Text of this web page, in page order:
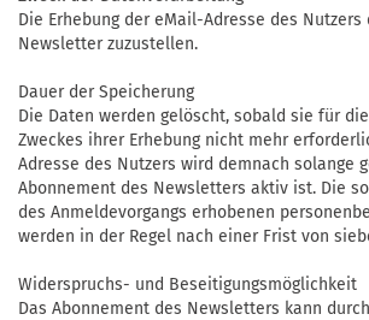
Die Erhebung der eMail-Adresse des Nutzers
Newsletter zuzustellen.
Dauer der Speicherung
Die Daten werden gelöscht, sobald sie für
Zweckes ihrer Erhebung nicht mehr
Adresse des Nutzers wird demnach solange
Abonnement des Newsletters aktiv ist. Die
des Anmeldevorgangs erhobenen
werden in der Regel nach einer Frist von
Widerspruchs- und Beseitigungsmöglichkeit
Das Abonnement des Newsletters kann